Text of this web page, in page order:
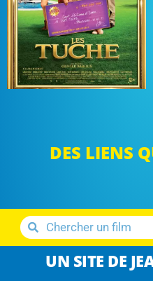
DES LIENS
UN SITE DE